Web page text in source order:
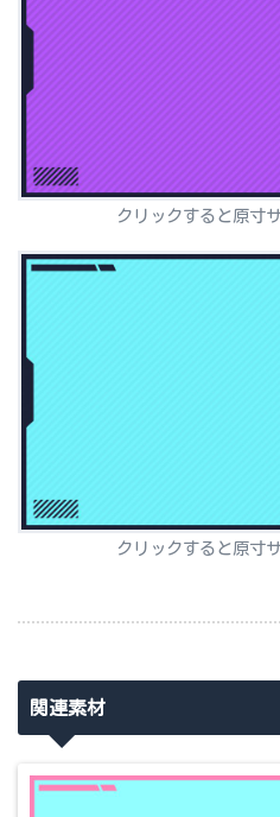
クリックすると原寸
クリックすると原寸
関連素材